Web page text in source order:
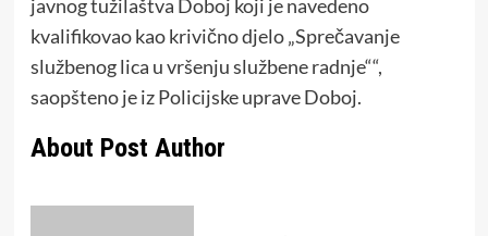
javnog tužilaštva Doboj koji je navedeno
kvalifikovao kao krivično djelo „Sprečavanje
službenog lica u vršenju službene radnje““,
saopšteno je iz Policijske uprave Doboj.
About Post Author